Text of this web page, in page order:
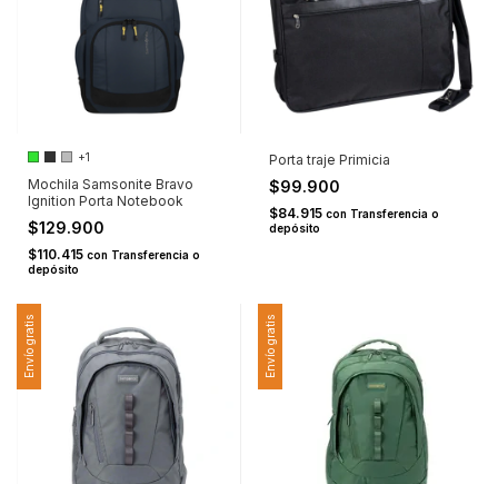
+1
Mochila Samsonite Bravo
Ignition Porta Notebook
$129.900
$110.415 con Transferencia o
depósito
Porta traje Primicia
$99.900
$84.915 con Transferencia o
depósito
Envío gratis Envío gratis